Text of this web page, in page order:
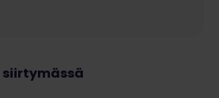
siirtymässä